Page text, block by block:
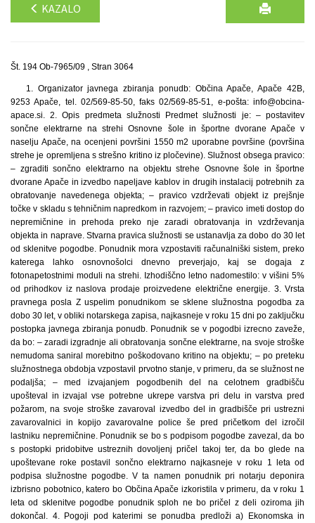
KAZALO
Št. 194 Ob-7965/09 , Stran 3064
1. Organizator javnega zbiranja ponudb: Občina Apače, Apače 42B,
9253 Apače, tel. 02/569-85-50, faks 02/569-85-51, e-pošta: info@obcina-
apace.si. 2. Opis predmeta služnosti Predmet služnosti je: – postavitev
sončne elektrarne na strehi Osnovne šole in športne dvorane Apače v
naselju Apače, na ocenjeni površini 1550 m2 uporabne površine (površina
strehe je opremljena s strešno kritino iz pločevine). Služnost obsega pravico:
– zgraditi sončno elektrarno na objektu strehe Osnovne šole in športne
dvorane Apače in izvedbo napeljave kablov in drugih instalacij potrebnih za
obratovanje navedenega objekta; – pravico vzdrževati objekt iz prejšnje
točke v skladu s tehničnim napredkom in razvojem; – pravico imeti dostop do
nepremičnine in prehoda preko nje zaradi obratovanja in vzdrževanja
objekta in naprave. Stvarna pravica služnosti se ustanavlja za dobo do 30 let
od sklenitve pogodbe. Ponudnik mora vzpostaviti računalniški sistem, preko
katerega lahko osnovnošolci dnevno preverjajo, kaj se dogaja z
fotonapetostnimi moduli na strehi. Izhodiščno letno nadomestilo: v višini 5%
od prihodkov iz naslova prodaje proizvedene električne energije. 3. Vrsta
pravnega posla Z uspelim ponudnikom se sklene služnostna pogodba za
dobo 30 let, v obliki notarskega zapisa, najkasneje v roku 15 dni po zaključku
postopka javnega zbiranja ponudb. Ponudnik se v pogodbi izrecno zaveže,
da bo: – zaradi izgradnje ali obratovanja sončne elektrarne, na svoje stroške
nemudoma saniral morebitno poškodovano kritino na objektu; – po preteku
služnostnega obdobja vzpostavil prvotno stanje, v primeru, da se služnost ne
podaljša; – med izvajanjem pogodbenih del na celotnem gradbišču
upošteval in izvajal vse potrebne ukrepe varstva pri delu in varstva pred
požarom, na svoje stroške zavaroval izvedbo del in gradbišče pri ustrezni
zavarovalnici in kopijo zavarovalne police še pred pričetkom del izročil
lastniku nepremičnine. Ponudnik se bo s podpisom pogodbe zavezal, da bo
s postopki pridobitve ustreznih dovoljenj pričel takoj ter, da bo glede na
upoštevane roke postavil sončno elektrarno najkasneje v roku 1 leta od
podpisa služnostne pogodbe. V ta namen ponudnik pri notarju deponira
izbrisno pobotnico, katero bo Občina Apače izkoristila v primeru, da v roku 1
leta od sklenitve pogodbe ponudnik sploh ne bo pričel z deli oziroma jih
dokončal. 4. Pogoji pod katerimi se ponudba predloži a) Ekonomska in